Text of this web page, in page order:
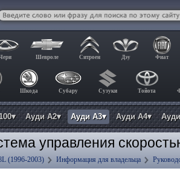
Шевроле Ситроен Дэу Фиат
Шкода Субару Сузуки Тойота
Ауди А2▾ Ауди А3▾ Ауди А4▾
управления
(1996-2003) Информация для владельца